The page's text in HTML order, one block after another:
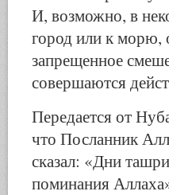
И, возможно, в
город или к морю,
запрещенное
совершаются
Передается от
что Посланник
сказал: «Дни
поминания